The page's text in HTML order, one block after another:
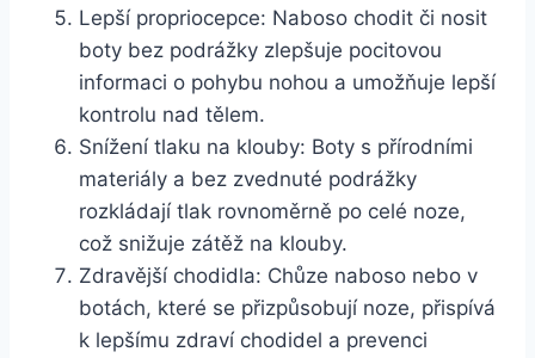
Lepší propriocepce: Naboso chodit či nosit
boty‍ bez podrážky zlepšuje pocitovou
informaci o pohybu​ nohou a umožňuje⁤ lepší
kontrolu nad tělem.
Snížení tlaku ⁣na klouby: Boty s přírodními
materiály a bez ⁤zvednuté podrážky
‌rozkládají tlak ​rovnoměrně po ‍celé noze,
což​ snižuje zátěž ⁢na klouby.
Zdravější chodidla: Chůze naboso nebo v
botách, které⁣ se přizpůsobují noze, ⁣přispívá
k lepšímu zdraví chodidel a⁤ prevenci